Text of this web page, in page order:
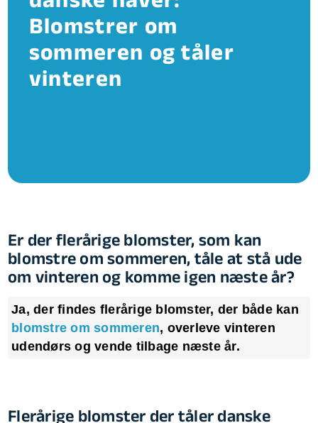
Blomstrer om
sommeren og tåler
vinteren
Er der flerårige blomster, som kan
blomstre om sommeren, tåle at stå ude
om vinteren og komme igen næste år?
Ja, der findes flerårige blomster, der både kan
blomstre om sommeren, overleve vinteren
udendørs og vende tilbage næste år.
Flerårige blomster der tåler danske